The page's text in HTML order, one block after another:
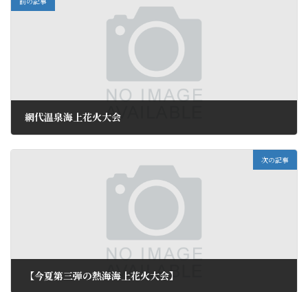
網代温泉海上花火大会
次の記事
【今夏第三弾の熱海海上花火大会】